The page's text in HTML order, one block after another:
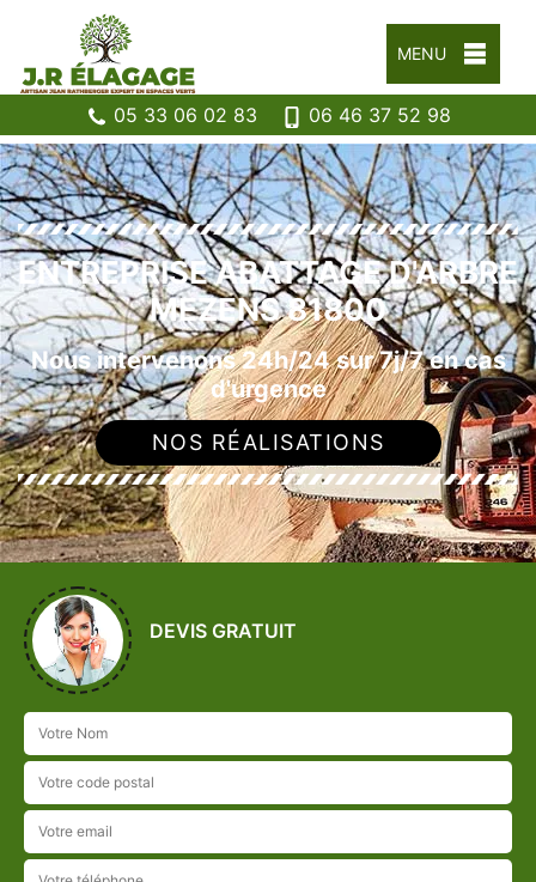
MENU
05 33 06 02 83 06 46 37 52 98
ENTREPRISE ABATTAGE D'ARBRE
MEZENS 81800
Nous intervenons 24h/24 sur 7j/7 en cas
d'urgence
NOS RÉALISATIONS
DEVIS GRATUIT